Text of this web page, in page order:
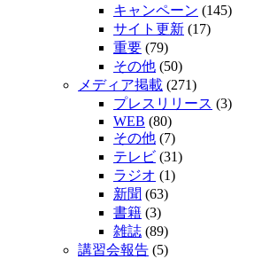
キャンペーン (145)
サイト更新 (17)
重要 (79)
その他 (50)
メディア掲載 (271)
プレスリリース (3)
WEB (80)
その他 (7)
テレビ (31)
ラジオ (1)
新聞 (63)
書籍 (3)
雑誌 (89)
講習会報告 (5)